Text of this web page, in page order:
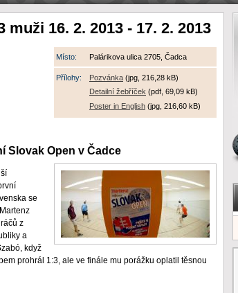
muži 16. 2. 2013 - 17. 2. 2013
Místo: Palárikova ulica 2705, Čadca
Přílohy: Pozvánka (jpg, 216,28 kB)
Detailní žebříček (pdf, 69,09 kB)
Poster in English (jpg, 216,60 kB)
Slovak Open v Čadce
se
z
a
když
prohrál 1:3, ale ve finále mu porážku oplatil těsnou